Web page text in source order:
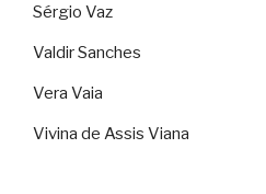
Sérgio Vaz
Valdir Sanches
Vera Vaia
Vivina de Assis Viana